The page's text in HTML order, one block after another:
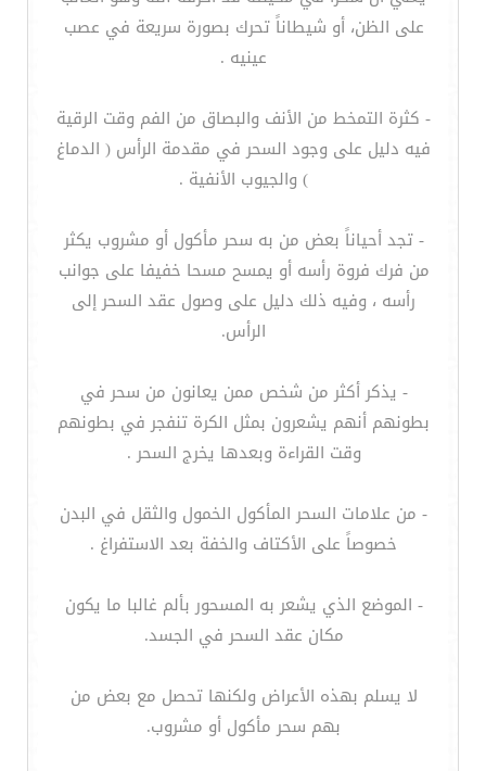
على الظن، أو شيطاناً تحرك بصورة سريعة في عصب
عينيه .
- كثرة التمخط من الأنف والبصاق من الفم وقت الرقية
فيه دليل على وجود السحر في مقدمة الرأس ( الدماغ
) والجيوب الأنفية .
- تجد أحياناً بعض من به سحر مأكول أو مشروب يكثر
من فرك فروة رأسه أو يمسح مسحا خفيفا على جوانب
رأسه ، وفيه ذلك دليل على وصول عقد السحر إلى
الرأس.
- يذكر أكثر من شخص ممن يعانون من سحر في
بطونهم أنهم يشعرون بمثل الكرة تنفجر في بطونهم
وقت القراءة وبعدها يخرج السحر .
- من علامات السحر المأكول الخمول والثقل في البدن
خصوصاً على الأكتاف والخفة بعد الاستفراغ .
- الموضع الذي يشعر به المسحور بألم غالبا ما يكون
مكان عقد السحر في الجسد.
لا يسلم بهذه الأعراض ولكنها تحصل مع بعض من
بهم سحر مأكول أو مشروب.